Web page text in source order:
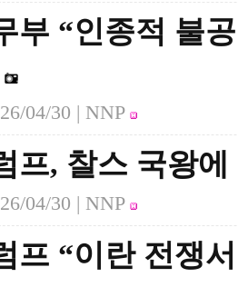
부 “인종적 불
04/30 | NNP
프, 찰스 국왕에
04/30 | NNP
프 “이란 전쟁